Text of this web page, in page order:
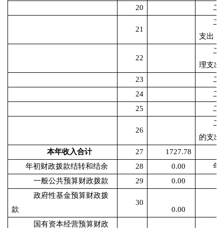
20
二
21
二
支出
22
二
理支出
23
二
24
二
25
二
26
二
的支出
本年收入合计
27
1727.78
年初财政拨款结转和结余
28 0.00
年
一般公共预算财政拨款
29
0.00
政府性基金预算财政拨
款
30
0.00
国有资本经营预算财政